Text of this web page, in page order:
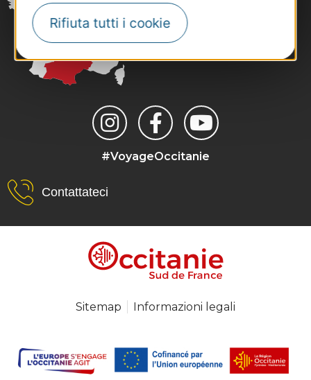
Rifiuta tutti i cookie
#VoyageOccitanie
Contattateci
Sitemap Informazioni legali